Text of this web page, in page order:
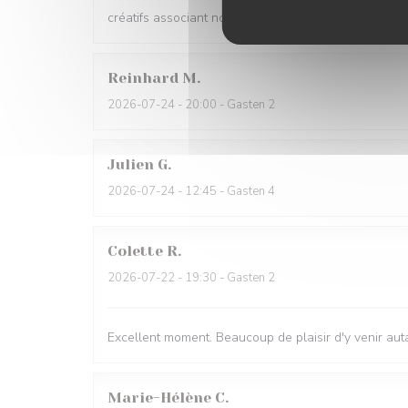
créatifs associant notamment les saveurs
Reinhard M
2026-07-24 - 20:00 - Gasten 2
Julien G
2026-07-24 - 12:45 - Gasten 4
Colette R
2026-07-22 - 19:30 - Gasten 2
Excellent moment. Beaucoup de plaisir d'y venir
Marie-Hélène C